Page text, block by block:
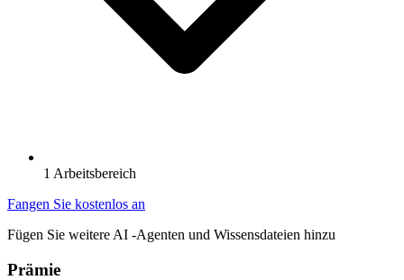
1 Arbeitsbereich
Fangen Sie kostenlos an
Fügen Sie weitere AI -Agenten und Wissensdateien hinzu
Prämie